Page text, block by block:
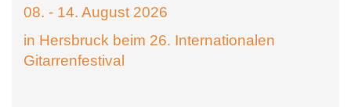
08. - 14. August 2026
in Hersbruck beim 26. Internationalen
Gitarrenfestival